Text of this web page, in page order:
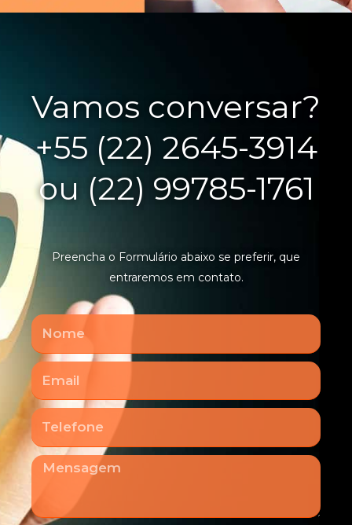
Vamos conversar?
+55 (22) 2645-3914
ou (22) 99785-1761
Preencha o Formulário abaixo se preferir, que
entraremos em contato.
Nome
Email
Telefone
Mensagem